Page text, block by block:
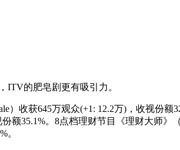
ITV的肥皂剧更有吸引力。
）收获645万观众(+1: 12.2万)，收视份
额35.1%。8点档理财节目《理财大师》
。